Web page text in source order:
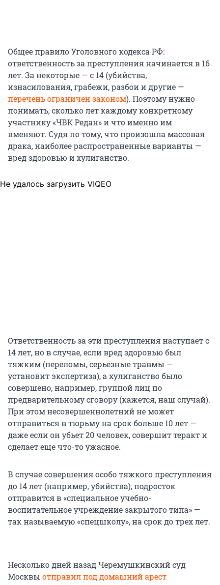
Общее правило Уголовного кодекса РФ:
ответственность за преступления начинается в 16
лет. За некоторые — с 14 (убийства,
изнасилования, грабежи, разбои и другие —
перечень ограничен законом). Поэтому нужно
понимать, сколько лет каждому конкретному
участнику «ЧВК Редан» и что именно им
вменяют. Судя по тому, что произошла массовая
драка, наиболее распространенные варианты —
вред здоровью и хулиганство.
Не удалось загрузить VIQEO
Ответственность за эти преступления наступает с
14 лет, но в случае, если вред здоровью был
тяжким (переломы, серьезные травмы —
установит экспертиза), а хулиганство было
совершено, например, группой лиц по
предварительному сговору (кажется, наш случай).
При этом несовершеннолетний не может
отправиться в тюрьму на срок больше 10 лет —
даже если он убьет 20 человек, совершит теракт и
сделает еще что-то ужасное.
В случае совершения особо тяжкого преступления
до 14 лет (например, убийства), подросток
отправится в «специальное учебно-
воспитательное учреждение закрытого типа» —
так называемую «спецшколу», на срок до трех лет.
Несколько дней назад Черемушкинский суд
Москвы отправил под домашний арест